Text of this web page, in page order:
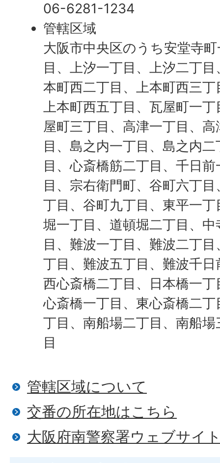
06-6281-1234
管轄区域
大阪市中央区のうち安堂寺
目、上汐一丁目、上汐二丁
本町西二丁目、上本町西三
上本町西五丁目、瓦屋町一
屋町三丁目、高津一丁目、
目、島之内一丁目、島之内
目、心斎橋筋二丁目、千日
目、宗右衛門町、谷町六丁
丁目、谷町九丁目、東平一
堀一丁目、道頓堀二丁目、
目、難波一丁目、難波二丁
丁目、難波五丁目、難波千
西心斎橋二丁目、日本橋一
心斎橋一丁目、東心斎橋二
丁目、南船場二丁目、南船
目
管轄区域について
​交番の所在地はこちら
大阪府南警察署ウェブサイ